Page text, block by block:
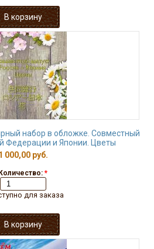
набор в обложке. Совместный
Федерации и Японии. Цветы
000,00 руб.
Количество: *
для заказа